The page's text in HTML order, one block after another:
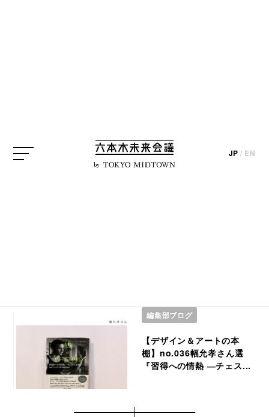
by
JP / EN
編集部ブログ
【デザイン＆アートの本
棚】no.036幅允孝さん選
『習得への情熱 ―チェス...